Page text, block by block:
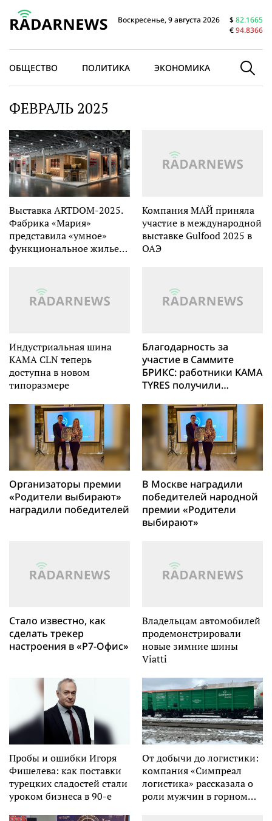
Воскресенье, 9 августа 2026 $82.1665
€94.8366
ОБЩЕСТВО ПОЛИТИКА ЭКОНОМИКА В МИРЕ
ФЕВРАЛЬ 2025
Выставка ARTDOM-2025.
Фабрика «Мария»
представила «умное»
функциональное жилье
Компания МАЙ приняла
участие в международной
выставке Gulfood 2025 в
ОАЭ
Индустриальная шина
KAMA CLN теперь
доступна в новом
типоразмере
Благодарность за
участие в Саммите
БРИКС: работники KAMA
TYRES получили
Организаторы премии
«Родители выбирают»
наградили победителей
В Москве наградили
победителей народной
премии «Родители
выбирают»
Стало известно, как
сделать трекер
настроения в «Р7-Офис»
Владельцам автомобилей
продемонстрировали
новые зимние шины
Viatti
Пробы и ошибки Игоря
Фишелева: как поставки
турецких сладостей стали
уроком бизнеса в 90-е
От добычи до логистики:
компания «Симпреал
логистика» рассказала о
роли мужчин в горном